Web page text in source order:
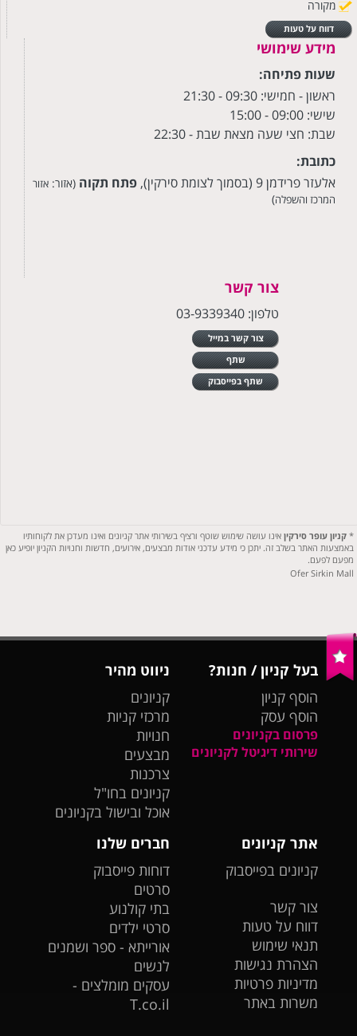
מקורה
דווח על טעות
מידע שימושי
שעות פתיחה:
ראשון - חמישי: 09:30
- 21:30
שישי: 09:00 - 15:00
שבת: חצי שעה מצאת שבת - 22:30
כתובת:
אלעזר פרידמן 9 (בסמוך לצומת סירקין),
פתח תקוה (אזור:אזור
המרכז והשפלה)
צור קשר
טלפון: 03-9339340
צור קשר במייל
שתף
שתף בפייסבוק
*קניון עופר סירקין אינו עושה שימוש שוטף ורציף בשירותי אתר קניונים ואינו מעדכן את לקוחותיו
באמצעות האתר בשלב זה. יתכן כי מידע עדכני אודות מבצעים, אירועים, חדשות וחנויות הקניון יופיע כאן
מפעם לפעם.
Ofer Sirkin Mall
בעל קניון / חנות?
הוסף קניון
הוסף עסק
פרסום בקניונים
שירותי דיגיטל לקניונים
ניווט מהיר
קניונים
מרכזי קניות
חנויות
מבצעים
צרכנות
קניונים בחו"ל
אוכל ובישול בקניונים
אתר קניונים
קניונים בפייסבוק
צור קשר
דווח על טעות
תנאי שימוש
הצהרת נגישות
מדיניות פרטיות
משרות באתר
חברים שלנו
דוחות פייסבוק
סרטים
בתי קולנוע
סרטי ילדים
אורייתא - ספר ושמנים
לנשים
עסקים מומלצים -
T.co.il